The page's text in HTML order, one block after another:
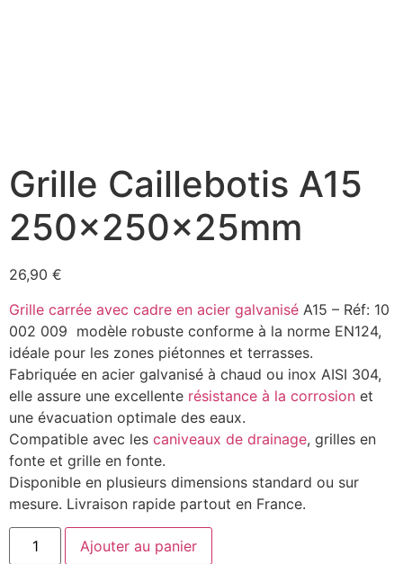
Grille Caillebotis A15
250x250x25mm
26,90 €
Grille carrée avec cadre en acier galvanisé A15 – Réf: 10
002 009 modèle robuste conforme à la norme EN124,
idéale pour les zones piétonnes et terrasses.
Fabriquée en acier galvanisé à chaud ou inox AISI 304,
elle assure une excellente résistance à la corrosion et
une évacuation optimale des eaux.
Compatible avec les caniveaux de drainage, grilles en
fonte et grille en fonte.
Disponible en plusieurs dimensions standard ou sur
mesure. Livraison rapide partout en France.
Ajouter au panier